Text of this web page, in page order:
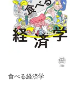
食べる経済学